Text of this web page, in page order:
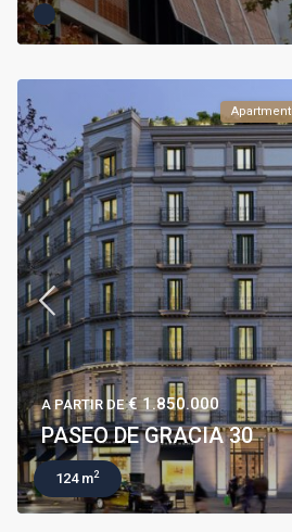
Apartment
A PARTIR DE€ 1.850.000
PASEO DE GRACIA 30
124 m2